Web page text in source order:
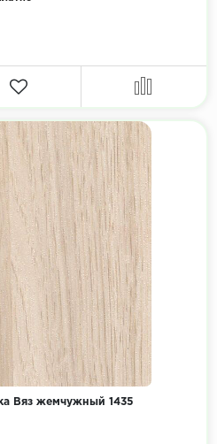
Вяз жемчужный 1435